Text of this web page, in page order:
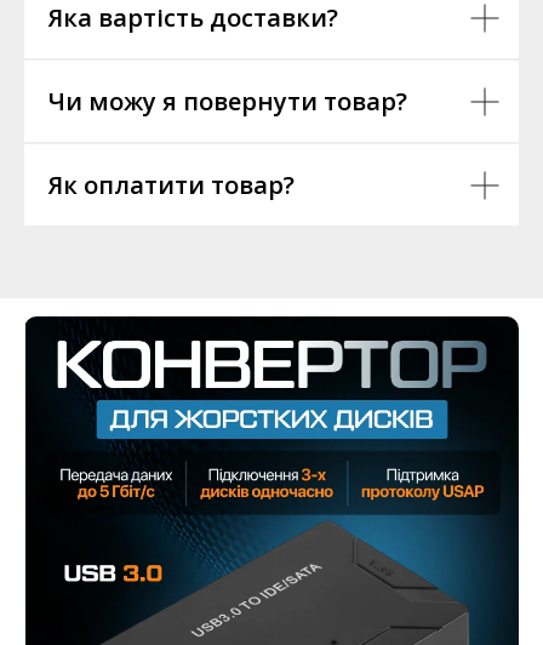
Яка вартість доставки?
Чи можу я повернути товар?
Як оплатити товар?